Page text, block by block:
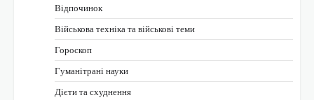
Відпочинок
Військова техніка та військові теми
Гороскоп
Гуманітрані науки
Дієти та схуднення